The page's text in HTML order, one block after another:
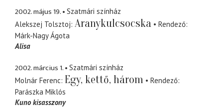
2002. május 19.
Szatmári színház
Alekszej Tolsztoj Aranykulcsocska
Rendező
Márk-Nagy Ágota
Alisa
2002. március 1.
Szatmári színház
Molnár Ferenc Egy, kettő, három
Rendező
Parászka Miklós
Kuno kisasszony